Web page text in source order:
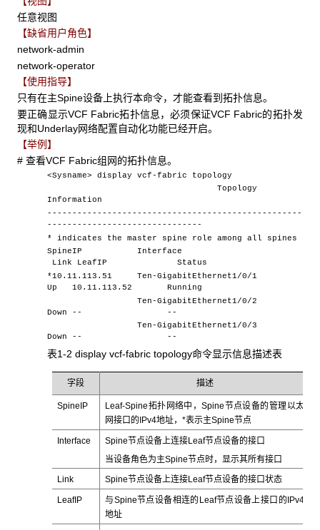
任意视图
【缺省用户角色】
network-admin
network-operator
【使用指导】
只有在主Spine设备上执行本命令，才能查看到拓扑信息。
要正确显示VCF Fabric拓扑信息，必须保证VCF Fabric的拓扑发
现和Underlay网络配置自动化功能已经开启。
【举例】
# 查看VCF Fabric组网的拓扑信息。
<Sysname> display vcf-fabric topology
Topology
Information
---------------------------------------------------
-------------------------------
* indicates the master spine role among all spines
SpineIP Interface
Link LeafIP Status
*10.11.113.51 Ten-GigabitEthernet1/0/1
Up 10.11.113.52 Running
Ten-GigabitEthernet1/0/2
Down -- --
Ten-GigabitEthernet1/0/3
Down -- --
表1-2 display vcf-fabric topology命令显示信息描述表
字段 描述
SpineIP
Leaf-Spine拓扑网络中，Spine节点设备的管理以太
网接口的IPv4地址，*表示主Spine节点
Interface
Spine节点设备上连接Leaf节点设备的接口
当设备角色为主Spine节点时，显示其所有接口
Link Spine节点设备上连接Leaf节点设备的接口状态
LeafIP
与Spine节点设备相连的Leaf节点设备上接口的IPv4
地址